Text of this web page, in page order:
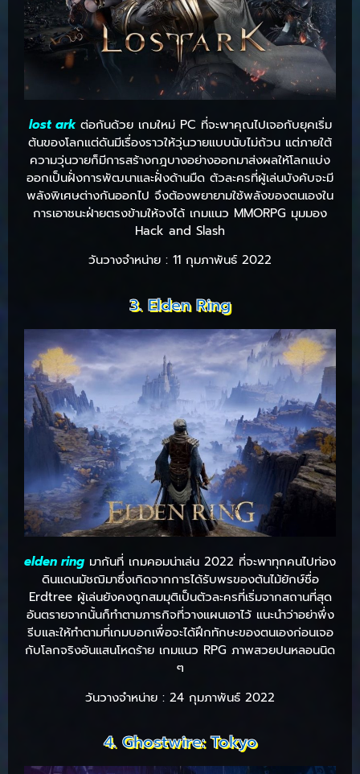
lost arkต่อกันด้วย เกมใหม่ PC ที่จะพาคุณไปเจอกับยุคเริ่ม
ต้นของโลกแต่ดันมีเรื่องราวให้วุ่นวายแบบนับไม่ถ้วน แต่ภายใต้
ความวุ่นวายก็มีการสร้างกฎบางอย่างออกมาส่งผลให้โลกแบ่ง
ออกเป็นฝั่งการพัฒนาและฝั่งด้านมืด ตัวละครที่ผู้เล่นบังคับจะมี
พลังพิเศษต่างกันออกไป จึงต้องพยายามใช้พลังของตนเองใน
การเอาชนะฝ่ายตรงข้ามให้จงได้ เกมแนว MMORPG มุมมอง
Hack and Slash
วันวางจำหน่าย : 11 กุมภาพันธ์ 2022
3. Elden Ring
elden ring มากันที่ เกมคอมน่าเล่น 2022 ที่จะพาทุกคนไปท่อง
ดินแดนมัชฌิมาซึ่งเกิดจากการได้รับพรของต้นไม้ยักษ์ชื่อ
Erdtree ผู้เล่นยังคงถูกสมมุติเป็นตัวละครที่เริ่มจากสถานที่สุด
อันตรายจากนั้นก็ทำตามภารกิจที่วางแผนเอาไว้ แนะนำว่าอย่าพึ่ง
รีบและให้ทำตามที่เกมบอกเพื่อจะได้ฝึกทักษะของตนเองก่อนเจอ
กับโลกจริงอันแสนโหดร้าย เกมแนว RPG ภาพสวยปนหลอนนิด
ๆ
วันวางจำหน่าย : 24 กุมภาพันธ์ 2022
4. Ghostwire: Tokyo